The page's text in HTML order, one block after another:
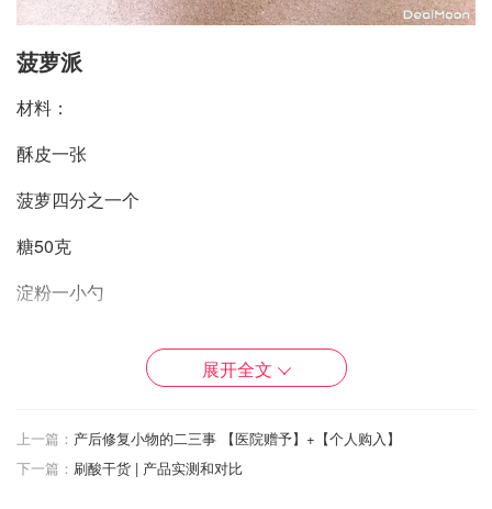
菠萝派
材料：
酥皮一张
菠萝四分之一个
糖50克
淀粉一小勺
1.菠萝切丁和糖一起放入不粘锅，小火炒到粘稠
2.加入一小勺淀粉继续翻炒一小会儿
展开全文
上一篇： 产后修复小物的二三事 【医院赠予】+【个人购入】
下一篇： 刷酸干货 | 产品实测和对比